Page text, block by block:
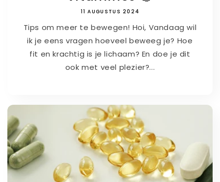
11 AUGUSTUS 2024
Tips om meer te bewegen! Hoi, Vandaag wil
ik je eens vragen hoeveel beweeg je? Hoe
fit en krachtig is je lichaam? En doe je dit
ook met veel plezier?...